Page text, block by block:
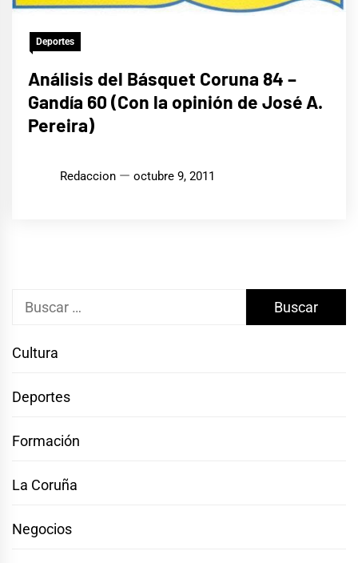
Deportes
Análisis del Básquet Coruna 84 –
Gandía 60 (Con la opinión de José A.
Pereira)
Redaccion octubre 9, 2011
Buscar:
Cultura
Deportes
Formación
La Coruña
Negocios